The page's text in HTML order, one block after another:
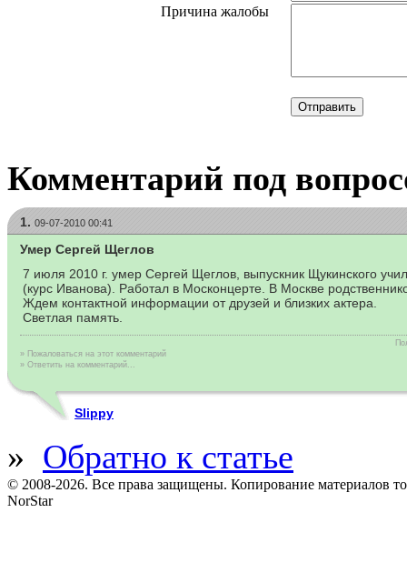
Причина жалобы
Комментарий под
1. 09-07-2010 00:41
Умер Сергей Щеглов
7 июля 2010 г. умер Сергей Щеглов, выпускник Щукинского
(курс Иванова). Работал в Москонцерте. В Москве
Ждем контактной информации от друзей и близких актера.
Светлая память.
» Пожаловаться на этот комментарий
» Ответить на комментарий...
Slippy
» Обратно к статье
© 2008-2026. Все права защищены. Копирование материалов
NorStar